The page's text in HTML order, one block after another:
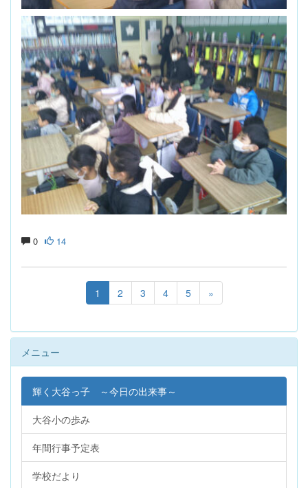
0 14
1 2 3 4 5 »
メニュー
輝く大谷っ子 ～今日の出来事～
大谷小の歩み
年間行事予定表
学校だより